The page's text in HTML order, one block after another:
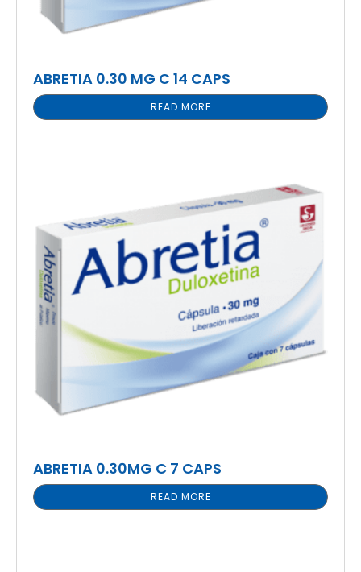
ABRETIA 0.30 MG C 14 CAPS
READ MORE
ABRETIA 0.30MG C 7 CAPS
READ MORE